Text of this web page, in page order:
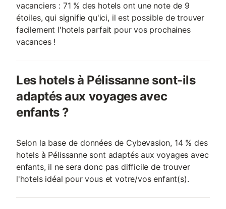
vacanciers : 71 % des hotels ont une note de 9
étoiles, qui signifie qu'ici, il est possible de trouver
facilement l'hotels parfait pour vos prochaines
vacances !
Les hotels à Pélissanne sont-ils
adaptés aux voyages avec
enfants ?
Selon la base de données de Cybevasion, 14 % des
hotels à Pélissanne sont adaptés aux voyages avec
enfants, il ne sera donc pas difficile de trouver
l'hotels idéal pour vous et votre/vos enfant(s).